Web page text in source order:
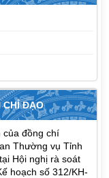
CHỈ ĐẠO
của đồng chí
Thường vụ Tỉnh
Hội nghị rà soát
hoạch số 312/KH-